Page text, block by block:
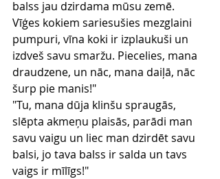
balss jau dzirdama mūsu zemē.
Vīģes kokiem sariesušies mezglaini
pumpuri, vīna koki ir izplaukuši un
izdveš savu smaržu. Piecelies, mana
draudzene, un nāc, mana daiļā, nāc
šurp pie manis!"
"Tu, mana dūja klinšu spraugās,
slēpta akmeņu plaisās, parādi man
savu vaigu un liec man dzirdēt savu
balsi, jo tava balss ir salda un tavs
vaigs ir mīlīgs!"